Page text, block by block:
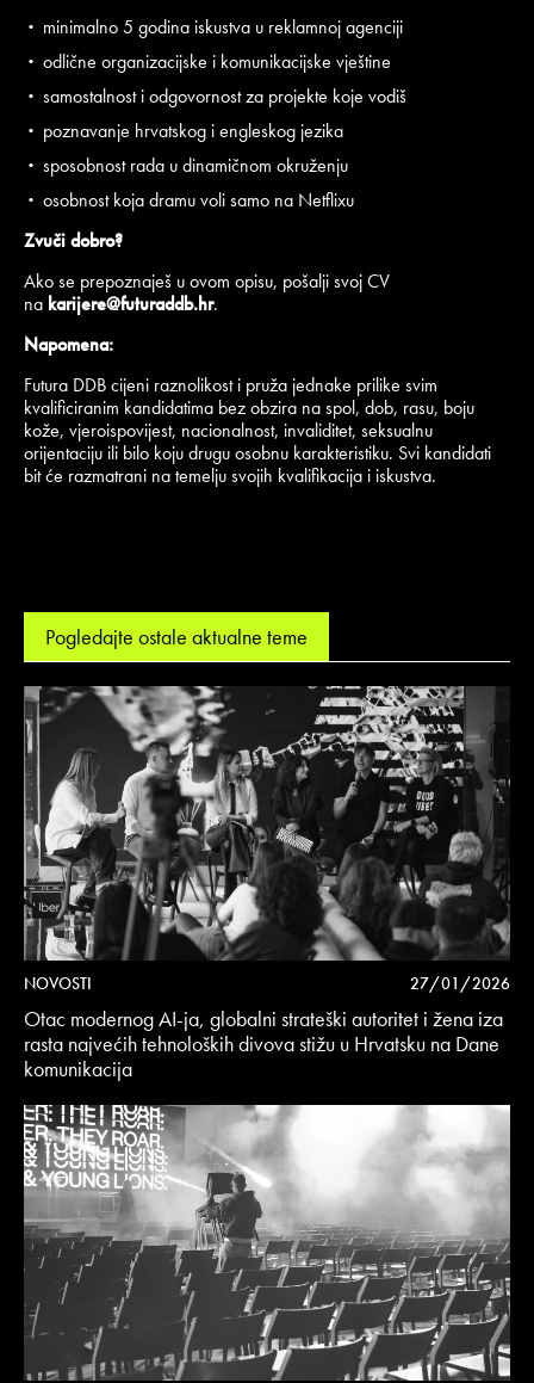
minimalno 5 godina iskustva u reklamnoj agenciji
odlične organizacijske i komunikacijske vještine
samostalnost i odgovornost za projekte koje vodiš
poznavanje hrvatskog i engleskog jezika
sposobnost rada u dinamičnom okruženju
osobnost koja dramu voli samo na Netflixu
Zvuči dobro?
Ako se prepoznaješ u ovom opisu, pošalji svoj CV
na karijere@futuraddb.hr.
Napomena:
Futura DDB cijeni raznolikost i pruža jednake prilike svim
kvalificiranim kandidatima bez obzira na spol, dob, rasu, boju
kože, vjeroispovijest, nacionalnost, invaliditet, seksualnu
orijentaciju ili bilo koju drugu osobnu karakteristiku. Svi kandidati
bit će razmatrani na temelju svojih kvalifikacija i iskustva.
Pogledajte ostale aktualne teme
NOVOSTI 27/01/2026
Otac modernog AI-ja, globalni strateški autoritet i žena iza
rasta najvećih tehnoloških divova stižu u Hrvatsku na Dane
komunikacija